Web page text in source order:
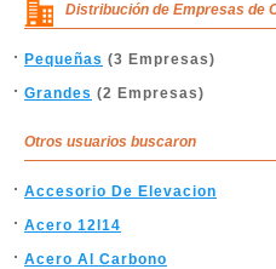
Distribución de Empresas de
Pequeñas (3 Empresas)
Grandes (2 Empresas)
Otros usuarios buscaron
Accesorio De Elevacion
Acero 12l14
Acero Al Carbono